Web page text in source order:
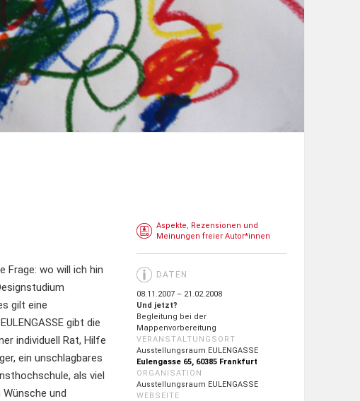
Aspekte, Rezensionen und
Meinungen freier Autor*innen
DATEN
08.11.2007 – 21.02.2008
Und jetzt?
Begleitung bei der
Mappenvorbereitung
VERANSTALTUNGSORT
Ausstellungsraum EULENGASSE
Eulengasse 65, 60385 Frankfurt
ORGANISATION
Ausstellungsraum EULENGASSE
WEBSEITE
Frage: wo will ich hin
gilt eine
gibt die
individuell Rat, Hilfe
ein unschlagbares
als viel
und